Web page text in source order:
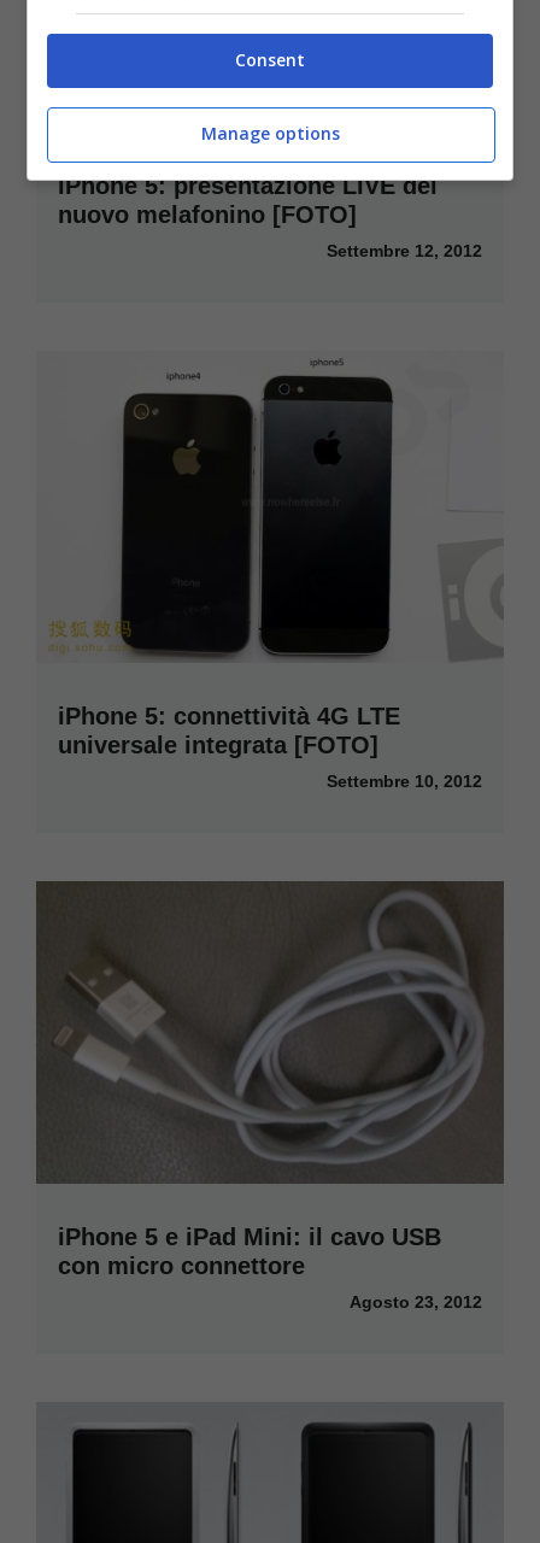
iPhone 5: presentazione LIVE del
nuovo melafonino [FOTO]
Settembre 12, 2012
iPhone 5: connettività 4G LTE
universale integrata [FOTO]
Settembre 10, 2012
iPhone 5 e iPad Mini: il cavo USB
con micro connettore
Agosto 23, 2012
Consent
Manage options